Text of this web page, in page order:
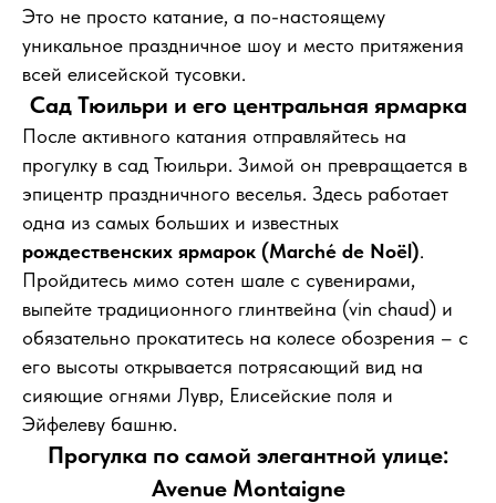
Это не просто катание, а по-настоящему
уникальное праздничное шоу и место притяжения
всей елисейской тусовки.
Сад Тюильри и его центральная ярмарка
После активного катания отправляйтесь на
прогулку в сад Тюильри. Зимой он превращается в
эпицентр праздничного веселья. Здесь работает
одна из самых больших и известных
рождественских ярмарок (Marché de Noël).
Пройдитесь мимо сотен шале с сувенирами,
выпейте традиционного глинтвейна (vin chaud) и
обязательно прокатитесь на колесе обозрения – с
его высоты открывается потрясающий вид на
сияющие огнями Лувр, Елисейские поля и
Эйфелеву башню.
Прогулка по самой элегантной улице:
Avenue Montaigne